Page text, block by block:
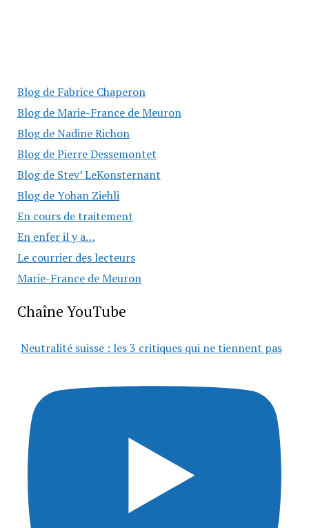
Blog de Fabrice Chaperon
Blog de Marie-France de Meuron
Blog de Nadine Richon
Blog de Pierre Dessemontet
Blog de Stev’ LeKonsternant
Blog de Yohan Ziehli
En cours de traitement
En enfer il y a…
Le courrier des lecteurs
Marie-France de Meuron
Chaîne YouTube
Neutralité suisse : les 3 critiques qui ne tiennent pas